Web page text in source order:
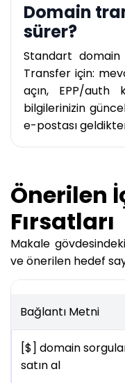
Domain
sürer?
Standart
Transfer için:
açın, EPP/auth
bilgilerinizin
e-postası
Önerilen
Fırsatları
Makale
ve önerilen hedef
Bağlantı Metni
[$] domain
satın al